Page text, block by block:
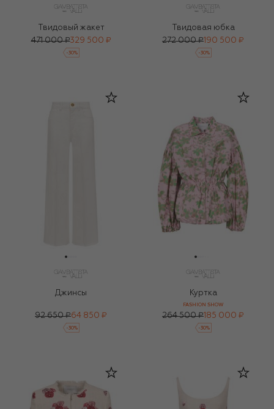
Твидовый жакет
471 000 ₽329 500 ₽
-30%
Твидовая юбка
272 000 ₽ 190 500 ₽
-30%
Джинсы
92 650 ₽64 850 ₽
-30%
Куртка
FASHION SHOW
264 500 ₽ 185 000 ₽
-30%